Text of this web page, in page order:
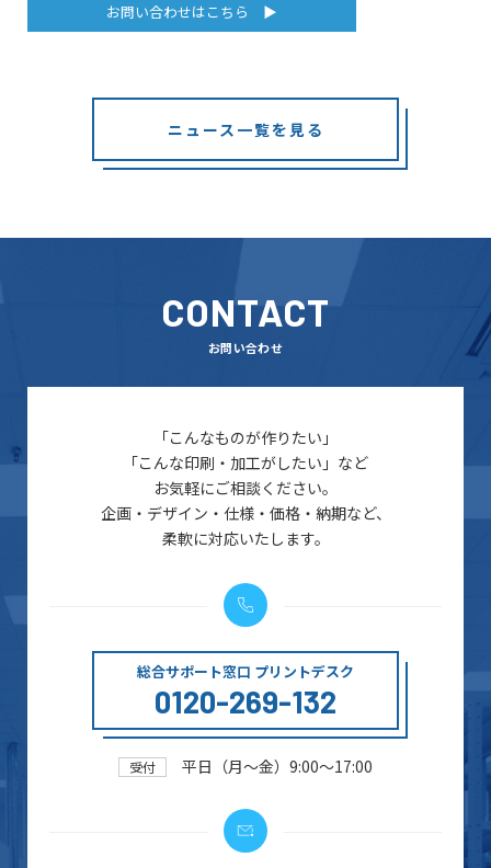
お問い合わせはこちら ▶
ニュース一覧を見る
CONTACT
お問い合わせ
「こんなものが作りたい」
「こんな印刷・加工がしたい」など
お気軽にご相談ください。
企画・デザイン・仕様・価格・納期など、
柔軟に対応いたします。
総合サポート窓口 プリントデスク
0120-269-132
受付 平日（月～金）9:00～17:00